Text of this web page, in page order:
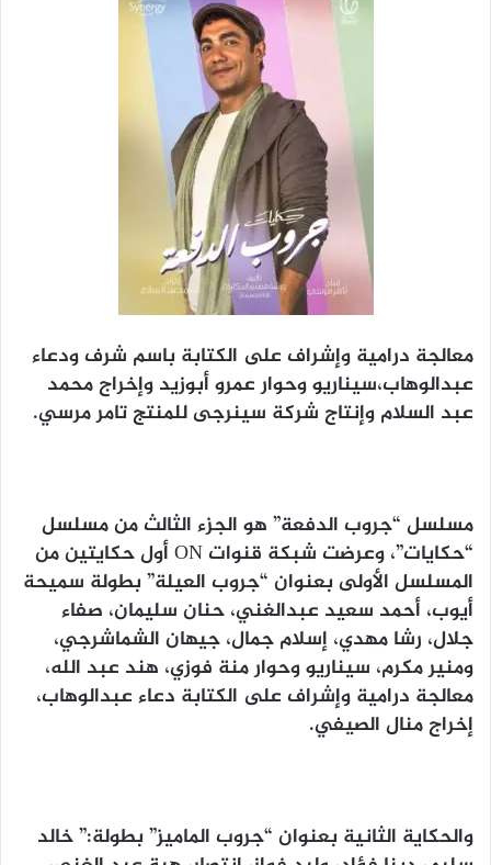
معالجة درامية وإشراف على الكتابة باسم شرف ودعاء
عبدالوهاب،سيناريو وحوار عمرو أبوزيد وإخراج محمد
عبد السلام وإنتاج شركة سينرجى للمنتج تامر مرسي.
مسلسل “جروب الدفعة” هو الجزء الثالث من مسلسل
“حكايات”، وعرضت شبكة قنوات ON أول حكايتين من
المسلسل الأولى بعنوان “جروب العيلة” بطولة سميحة
أيوب، أحمد سعيد عبدالغني، حنان سليمان، صفاء
جلال، رشا مهدي، إسلام جمال، جيهان الشماشرجي،
ومنير مكرم، سيناريو وحوار منة فوزي، هند عبد الله،
معالجة درامية وإشراف على الكتابة دعاء عبدالوهاب،
إخراج منال الصيفي.
والحكاية الثانية بعنوان “جروب الماميز” بطولة:” خالد